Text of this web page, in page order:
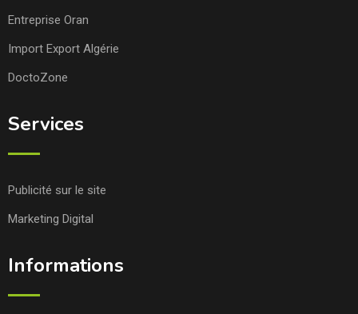
Entreprise Oran
Import Export Algérie
DoctoZone
Services
Publicité sur le site
Marketing Digital
Informations